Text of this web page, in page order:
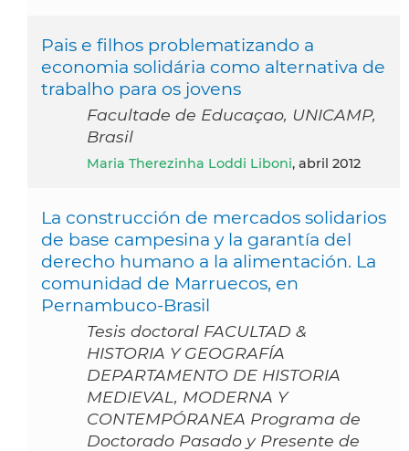
Pais e filhos problematizando a
economia solidária como alternativa de
trabalho para os jovens
Facultade de Educaçao, UNICAMP,
Brasil
Maria Therezinha Loddi Liboni, abril 2012
La construcción de mercados solidarios
de base campesina y la garantía del
derecho humano a la alimentación. La
comunidad de Marruecos, en
Pernambuco-Brasil
Tesis doctoral FACULTAD &
HISTORIA Y GEOGRAFÍA
DEPARTAMENTO DE HISTORIA
MEDIEVAL, MODERNA Y
CONTEMPÓRANEA Programa de
Doctorado Pasado y Presente de